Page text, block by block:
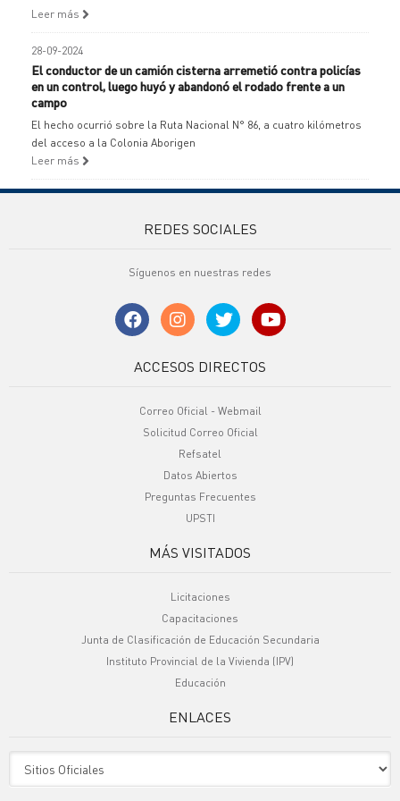
Leer más
28-09-2024
El conductor de un camión cisterna arremetió contra policías
en un control, luego huyó y abandonó el rodado frente a un
campo
El hecho ocurrió sobre la Ruta Nacional N° 86, a cuatro kilómetros
del acceso a la Colonia Aborigen
Leer más
REDES SOCIALES
Síguenos en nuestras redes
ACCESOS DIRECTOS
Correo Oficial - Webmail
Solicitud Correo Oficial
Refsatel
Datos Abiertos
Preguntas Frecuentes
UPSTI
MÁS VISITADOS
Licitaciones
Capacitaciones
Junta de Clasificación de Educación Secundaria
Instituto Provincial de la Vivienda (IPV)
Educación
ENLACES